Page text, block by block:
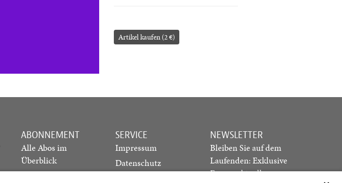
Artikel kaufen (2 €)
ABONNEMENT
Alle Abos im
Überblick
Print-Abo
SERVICE
Impressum
Datenschutz
NEWSLETTER
Bleiben Sie auf dem
Laufenden: Exklusive
Essays, aktuelle